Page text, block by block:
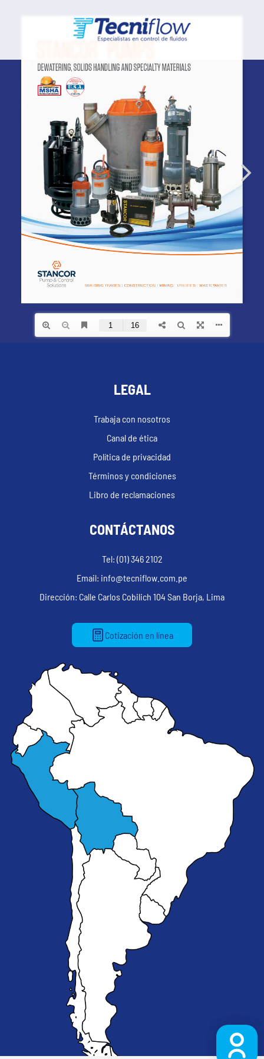
LEGAL
Trabaja con nosotros
Canal de ética
Política de privacidad
Términos y condiciones
Libro de reclamaciones
CONTÁCTANOS
Tel: (01) 346 2102
Email: info@tecniflow.com.pe
Dirección: Calle Carlos Cobilich 104 San Borja, Lima
Cotización en línea